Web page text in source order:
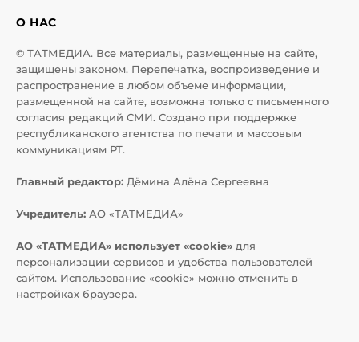
О НАС
© ТАТМЕДИА. Все материалы, размещенные на сайте,
защищены законом. Перепечатка, воспроизведение и
распространение в любом объеме информации,
размещенной на сайте, возможна только с письменного
согласия редакций СМИ. Создано при поддержке
республиканского агентства по печати и массовым
коммуникациям РТ.
Главный редактор: Дёмина Алёна Сергеевна
Учредитель: АО «ТАТМЕДИА»
АО «ТАТМЕДИА» использует «cookie» для
персонализации сервисов и удобства пользователей
сайтом. Использование «cookie» можно отменить в
настройках браузера.